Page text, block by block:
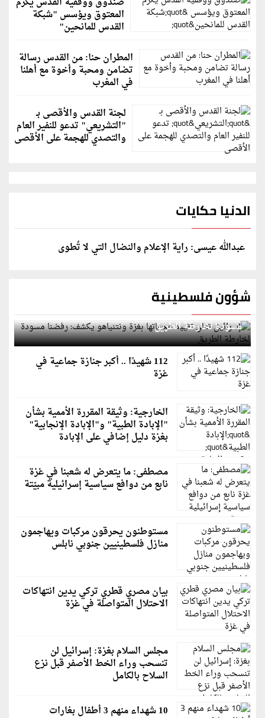
المعتوق ويؤسس "شبكة
القدس للمانحين"
المطران حنا: من القدس رسالة
تضامن ومحبة وأخوة مع أهلنا
في المغرب
لجنة القدس والأقصى بـ
"التشريعي" تدعو للنفير العام
والتصدي للهجمة على الأقصى
الدنيا حكايات
عبدالله عيسى: راية الإعلام والنضال التي لا تُطوى
شؤون فلسطينية
إسرائيل تعلن تقييد هجماتها بغزة ونتنياهو يكشف: رفضنا
مسودة لخارطة الطريق
112 شهيدًا .. أكبر جنازة جماعية في
غزة
الخارجية: وثيقة المقررة الأممية بشأن
"الإبادة الطبية" و"الإبادة الإنجابية"
بغزة دليل إضافي على الإبادة
مصطفى: ما يتعرض له شعبنا في غزة
نابع من دوافع سياسية إسرائيلية مبيّتة
مستوطنون يحرقون مركبات ويهاجمون
منازل فلسطينيين جنوبي نابلس
بيان مصري قطري تركي يدين انتهاكات
الاحتلال المتواصلة في غزة
مجلس السلام بغزة: إسرائيل لن
تنسحب وراء الخط الأصفر قبل نزع
السلاح بالكامل
10 شهداء منهم 3 أطفال بغارات